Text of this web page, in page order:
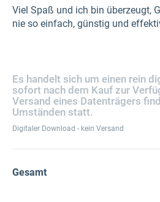
Viel Spaß und ich bin überzeugt,
nie so einfach, günstig und
Es handelt sich um einen rein
sofort nach dem Kauf zur
Versand eines Datenträgers
Umständen statt.
Digitaler Download - kein Versand
Gesamt